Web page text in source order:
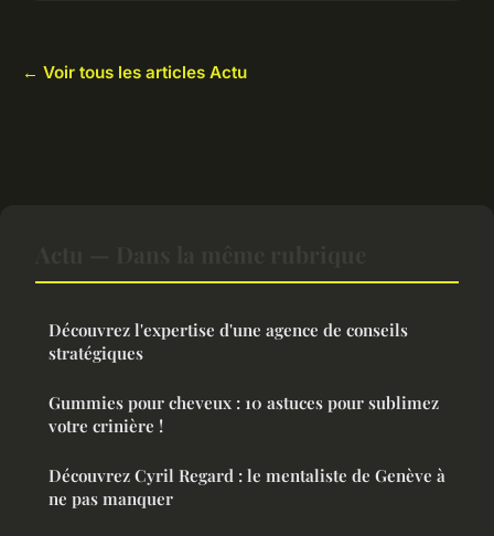
← Voir tous les articles Actu
Découvrez l'expertise d'une agence de conseils
stratégiques
Gummies pour cheveux : 10 astuces pour sublimez
votre crinière !
Découvrez Cyril Regard : le mentaliste de Genève à
ne pas manquer